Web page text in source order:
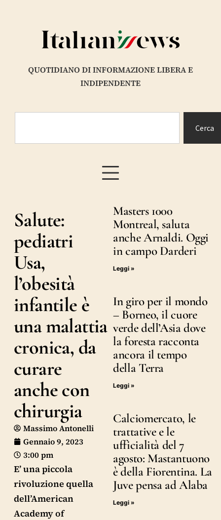
QUOTIDIANO DI INFORMAZIONE LIBERA E
INDIPENDENTE
Cerca
Salute:
pediatri
Usa,
l’obesità
infantile è
una malattia
cronica, da
curare
anche con
chirurgia
Massimo Antonelli
Gennaio 9, 2023
3:00 pm
E’ una piccola
rivoluzione quella
dell’American
Academy of
Masters 1000
Montreal, saluta
anche Arnaldi. Oggi
in campo Darderi
Leggi »
In giro per il mondo
– Borneo, il cuore
verde dell’Asia dove
la foresta racconta
ancora il tempo
della Terra
Leggi »
Calciomercato, le
trattative e le
ufficialità del 7
agosto: Mastantuono
è della Fiorentina. La
Juve pensa ad Alaba
Leggi »